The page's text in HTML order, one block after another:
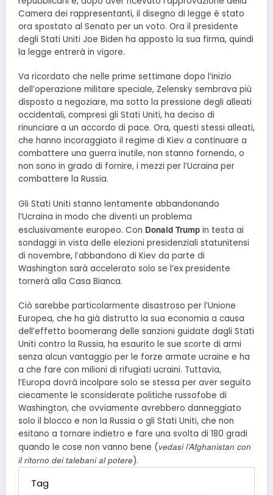
Camera dei rappresentanti, il disegno di legge è stato
ora spostato al Senato per un voto. Ora il presidente
degli Stati Uniti Joe Biden ha apposto la sua firma, quindi
la legge entrerà in vigore.
Va ricordato che nelle prime settimane dopo l’inizio
dell’operazione militare speciale, Zelensky sembrava più
disposto a negoziare, ma sotto la pressione degli alleati
occidentali, compresi gli Stati Uniti, ha deciso di
rinunciare a un accordo di pace. Ora, questi stessi alleati,
che hanno incoraggiato il regime di Kiev a continuare a
combattere una guerra inutile, non stanno fornendo, o
non sono in grado di fornire, i mezzi per l’Ucraina per
combattere la Russia.
Gli Stati Uniti stanno lentamente abbandonando
l’Ucraina in modo che diventi un problema
esclusivamente europeo. Con Donald Trump in testa ai
sondaggi in vista delle elezioni presidenziali statunitensi
di novembre, l’abbandono di Kiev da parte di
Washington sarà accelerato solo se l’ex presidente
tornerà alla Casa Bianca.
Ciò sarebbe particolarmente disastroso per l’Unione
Europea, che ha già distrutto la sua economia a causa
dell’effetto boomerang delle sanzioni guidate dagli Stati
Uniti contro la Russia, ha esaurito le sue scorte di armi
senza alcun vantaggio per le forze armate ucraine e ha
a che fare con milioni di rifugiati ucraini. Tuttavia,
l’Europa dovrà incolpare solo se stessa per aver seguito
ciecamente le sconsiderate politiche russofobe di
Washington, che ovviamente avrebbero danneggiato
solo il blocco e non la Russia o gli Stati Uniti, che non
esitano a tornare indietro e fare una svolta di 180 gradi
quando le cose non vanno bene (vedasi l’Afghanistan con
il ritorno dei talebani al potere).
Tag